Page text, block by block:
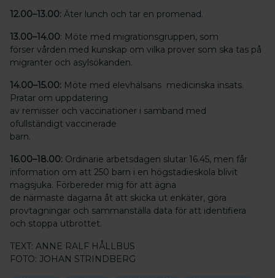
12.00–13.00: Äter lunch och tar en promenad.
13.00–14.00: Möte med migrationsgruppen, som
förser vården med kunskap om vilka prover som ska tas på
migranter och asylsökanden.
14.00–15.00: Möte med elevhälsans medicinska insats.
Pratar om uppdatering
av remisser och vaccinationer i samband med
ofullständigt vaccinerade
barn.
16.00–18.00: Ordinarie arbetsdagen slutar 16.45, men får
information om att 250 barn i en högstadieskola blivit
magsjuka. Förbereder mig för att ägna
de närmaste dagarna åt att skicka ut enkäter, göra
provtagningar och sammanställa data för att identifiera
och stoppa utbrottet.
TEXT: ANNE RALF HÅLLBUS
FOTO: JOHAN STRINDBERG